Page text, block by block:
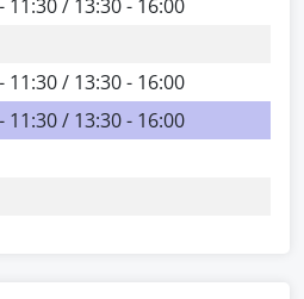
11:30 / 13:30 - 16:00
11:30 / 13:30 - 16:00
11:30 / 13:30 - 16:00